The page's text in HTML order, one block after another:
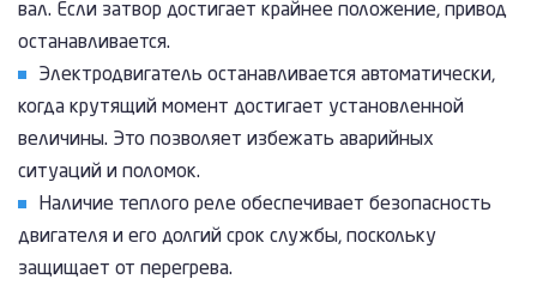
вал. Если затвор достигает крайнее положение, привод
останавливается.
Электродвигатель останавливается автоматически,
когда крутящий момент достигает установленной
величины. Это позволяет избежать аварийных
ситуаций и поломок.
Наличие теплого реле обеспечивает безопасность
двигателя и его долгий срок службы, поскольку
защищает от перегрева.